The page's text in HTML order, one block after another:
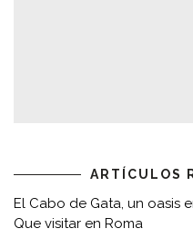
ARTÍCULOS
El Cabo de Gata, un oasis
Que visitar en Roma